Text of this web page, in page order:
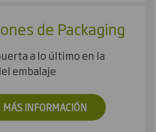
de Packaging
a lo último en la
embalaje
MÁS INFORMACIÓN